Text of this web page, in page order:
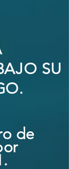
SU
de